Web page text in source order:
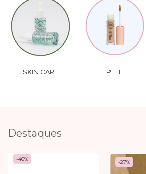
SKIN CARE PELE
Destaques
-46% -27%